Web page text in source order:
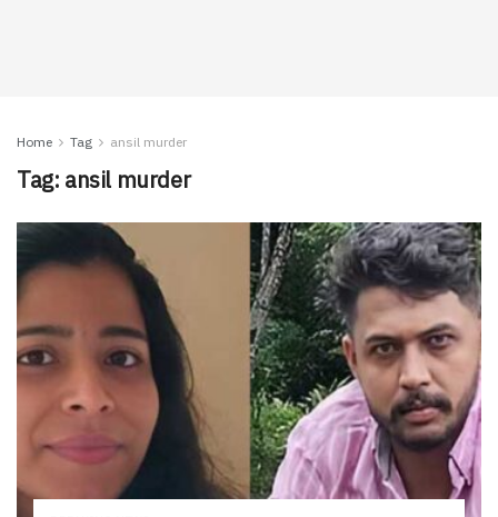
Home Tag ansil murder
Tag: ansil murder